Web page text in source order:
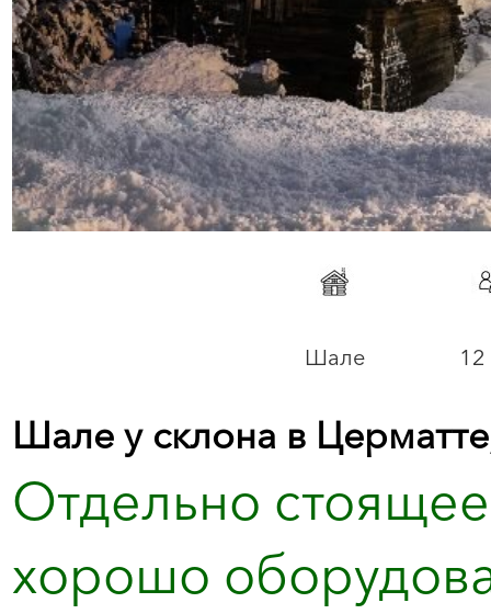
Шале 12
Шале у склона в
Отдельно
хорошо